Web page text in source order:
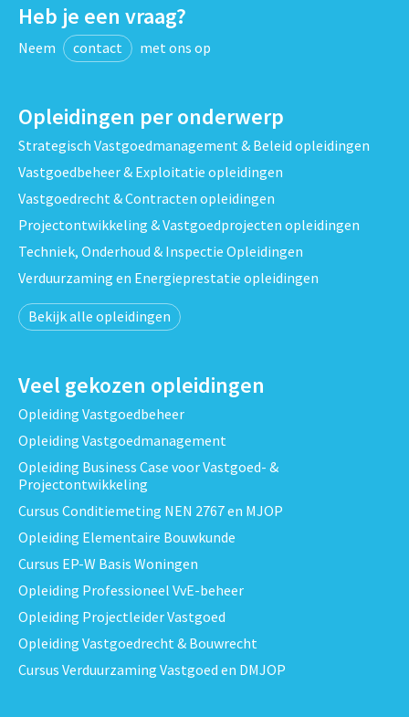
Heb je een vraag?
Neem contact met ons op
Opleidingen per onderwerp
Strategisch Vastgoedmanagement & Beleid opleidingen
Vastgoedbeheer & Exploitatie opleidingen
Vastgoedrecht & Contracten opleidingen
Projectontwikkeling & Vastgoedprojecten opleidingen
Techniek, Onderhoud & Inspectie Opleidingen
Verduurzaming en Energieprestatie opleidingen
Bekijk alle opleidingen
Veel gekozen opleidingen
Opleiding Vastgoedbeheer
Opleiding Vastgoedmanagement
Opleiding Business Case voor Vastgoed- &
Projectontwikkeling
Cursus Conditiemeting NEN 2767 en MJOP
Opleiding Elementaire Bouwkunde
Cursus EP-W Basis Woningen
Opleiding Professioneel VvE-beheer
Opleiding Projectleider Vastgoed
Opleiding Vastgoedrecht & Bouwrecht
Cursus Verduurzaming Vastgoed en DMJOP